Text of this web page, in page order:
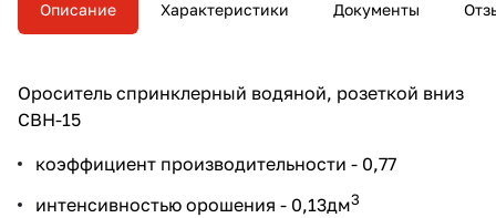
пожаротушения.
Описание Характеристики Документы
Ороситель спринклерный водяной, розеткой вниз
СВН-15
коэффициент производительности - 0,77
интенсивностью орошения - 0,13дм3